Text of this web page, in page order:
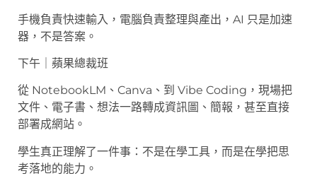
手機負責快速輸入，電腦負責整理與產出，AI 只是加速
器，不是答案。
下午｜蘋果總裁班
從 NotebookLM、Canva、到 Vibe Coding，現場把
文件、電子書、想法一路轉成資訊圖、簡報，甚至直接
部署成網站。
學生真正理解了一件事：不是在學工具，而是在學把思
考落地的能力。